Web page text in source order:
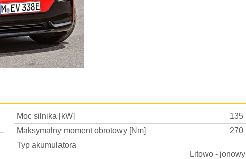
Moc silnika [kW]
135
Maksymalny moment obrotowy [Nm]
270
Typ akumulatora
Lito­wo - jonowy